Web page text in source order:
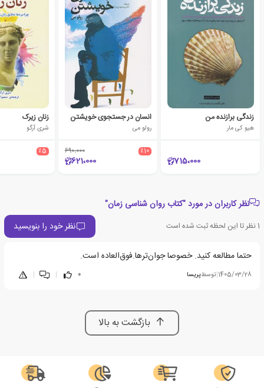
زندگی برازنده من
هیو کی مار
715،000
انسان در جستجوی خویشتن
رولو می
٪10 690،000
621،000
زنان زیرک
شری آرگو
٪5
نظر کاربران در مورد "کتاب روان شناسی زمان"
1نظر تا این لحظه ثبت شده است نظر خود را بنویسید
حتما مطالعه کنید. خصوصا جوان‌ترها.فوق‌العاده است.
1405/03/28
|توسطپریسا 0
|
|
بازگشت به بالا